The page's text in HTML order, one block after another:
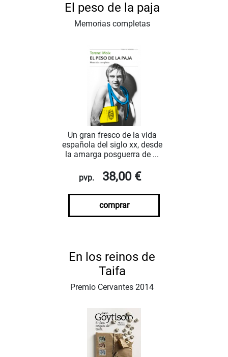
El peso de la paja
Memorias completas
Un gran fresco de la vida
española del siglo xx, desde
la amarga posguerra de ...
pvp. 38,00 €
comprar
En los reinos de
Taifa
Premio Cervantes 2014